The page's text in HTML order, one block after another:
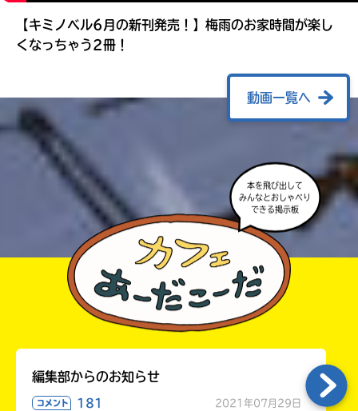
【キミノベル6月の新刊発売！】梅雨のお家時間が楽し
くなっちゃう2冊！
動画一覧へ
本を飛び出して
みんなとおしゃべり
できる掲示板
編集部からのお知らせ
コメント 181 2021年07月29日